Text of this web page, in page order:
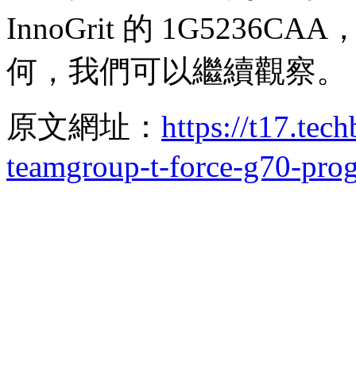
InnoGrit 的 1G5236CAA
何，我們可以繼續觀察。
原文網址： https://
teamgroup-t-force-g70-